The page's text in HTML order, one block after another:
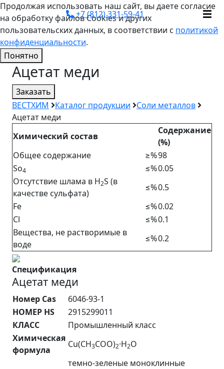
Продолжая использовать наш сайт, вы даете согласие
на обработку файлов Cookies и других
пользовательских данных, в соответствии с политикой
конфиденциальности.
Понятно
+7 (812) 331-59-41
Ацетат меди
Заказать
ВЕСТХИМ
Каталог продукции
Соли металлов
Ацетат меди
Химический состав
Содержание
(%)
Общее содержание
≥%98
So4 ≤%0.05
Отсутствие шлама в H2S (в
качестве сульфата)
≤%0.5
Fe
≤%0.02
Cl
≤%0.1
Вещества, не растворимые в
воде
≤%0.2
Спецификация
Ацетат меди
Номер Cas
6046-93-1
НОМЕР HS
2915299011
КЛАСС
Промышленный класс
Химическая
формула
Cu(CH3COO)2·H2O
темно-зеленые моноклинные